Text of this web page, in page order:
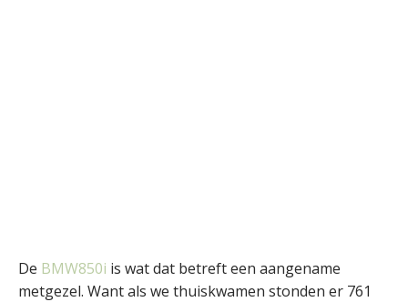
De BMW850i is wat dat betreft een aangename
metgezel. Want als we thuiskwamen stonden er 761